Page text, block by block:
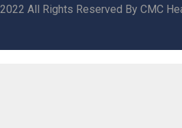
All Rights Reserved By CMC